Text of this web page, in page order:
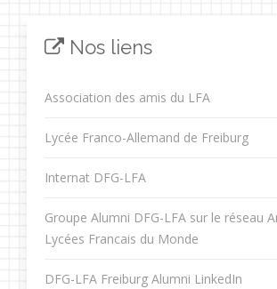
Nos liens
Association des amis du LFA
Lycée Franco-Allemand de Freiburg
Internat DFG-LFA
Groupe Alumni DFG-LFA sur le réseau
Lycées Francais du Monde
DFG-LFA Freiburg Alumni LinkedIn